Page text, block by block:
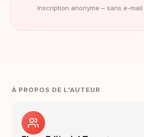
Inscription anonyme – sans e-
À PROPOS DE L'AUTEUR